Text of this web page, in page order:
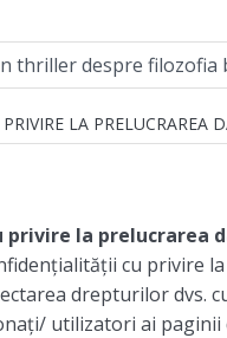
filozofia binelui
LA PRELUCRAREA
privire la prelucrarea
cu privire
drepturilor dvs.
utilizatori ai